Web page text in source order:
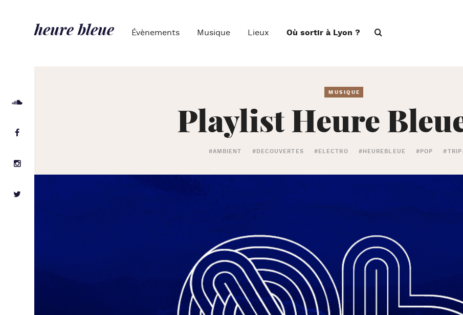
heure bleue Évènements Musique Lieux Où sortir à Lyon ?
MUSIQUE
Playlist Heure
#AMBIENT #DECOUVERTES #ELECTRO #HEUREBLEUE #POP